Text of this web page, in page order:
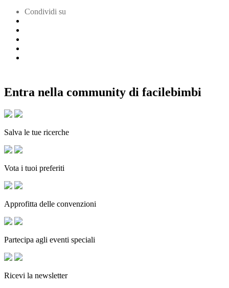
Condividi su
Entra nella community di facilebimbi
Salva le tue ricerche
Vota i tuoi preferiti
Approfitta delle convenzioni
Partecipa agli eventi speciali
Ricevi la newsletter